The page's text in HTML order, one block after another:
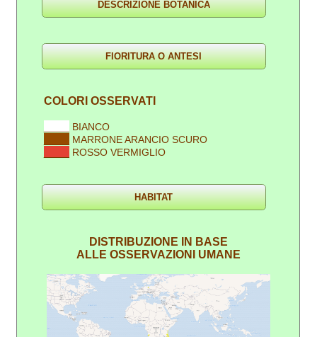
COLORI OSSERVATI
BIANCO
MARRONE ARANCIO SCURO
ROSSO VERMIGLIO
DISTRIBUZIONE IN BASE
ALLE OSSERVAZIONI UMANE